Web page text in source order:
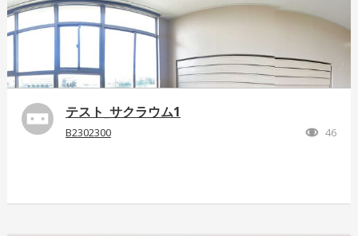
テスト_サクラウム1
B2302300 46